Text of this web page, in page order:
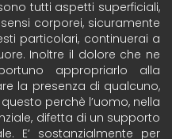
tutti aspetti superficiali,
corporei, sicuramente
particolari, continuerai a
Inoltre il dolore che ne
appropriarlo alla
la presenza di qualcuno,
perchè l’uomo, nella
difetta di un supporto
E’ sostanzialmente per